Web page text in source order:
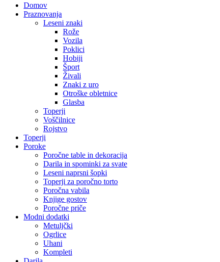
Domov
Praznovanja
Leseni znaki
Rože
Vozila
Poklici
Hobiji
Šport
Živali
Znaki z uro
Otroške obletnice
Glasba
Toperji
Voščilnice
Rojstvo
Toperji
Poroke
Poročne table in dekoracija
Darila in spominki za svate
Leseni naprsni šopki
Toperji za poročno torto
Poročna vabila
Knjige gostov
Poročne priče
Modni dodatki
Metuljčki
Ogrlice
Uhani
Kompleti